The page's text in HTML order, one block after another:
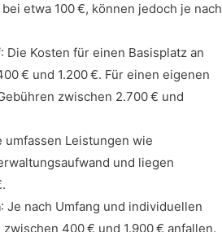
etwa 100 €, können jedoch je nach
: Die Kosten für einen Basisplatz an
€ und 1.200 €. Für einen eigenen
zwischen 2.700 € und
umfassen Leistungen wie
und liegen
: Je nach Umfang und individuellen
400 € und 1.900 € anfallen.